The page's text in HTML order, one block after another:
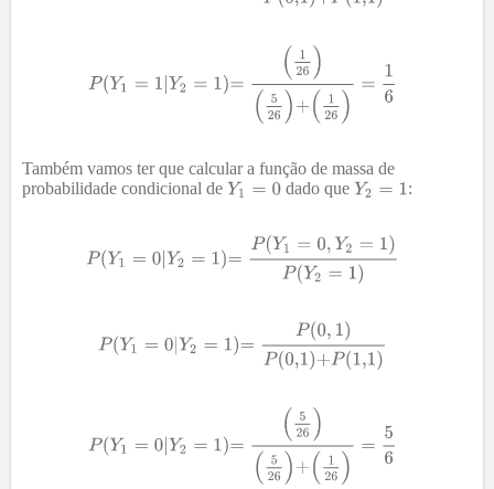
Também vamos ter que calcular a função de massa de
probabilidade condicional de
dado que :